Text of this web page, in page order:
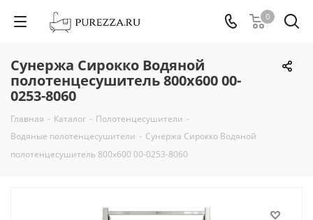
0
Сунержа Сирокко Водяной
полотенцесушитель 800х600 00-
0253-8060
Главная - Каталог - Полотенцесушители -
Водяные полотенцесушители - Сунержа Сирокко Водяной
полотенцесушитель 800х600 00-0253-8060